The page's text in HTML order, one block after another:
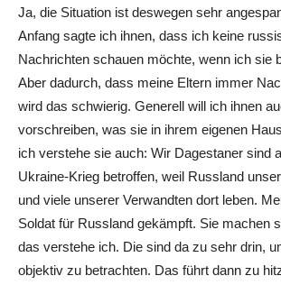
Ja, die Situation ist deswegen sehr
Anfang sagte ich ihnen, dass ich keine
Nachrichten schauen möchte, wenn ich sie
Aber dadurch, dass meine Eltern immer
wird das schwierig. Generell will ich ihnen
vorschreiben, was sie in ihrem eigenen
ich verstehe sie auch: Wir Dagestaner sind
Ukraine-Krieg betroffen, weil Russland
und viele unserer Verwandten dort leben.
Soldat für Russland gekämpft. Sie machen
das verstehe ich. Die sind da zu sehr drin,
objektiv zu betrachten. Das führt dann zu